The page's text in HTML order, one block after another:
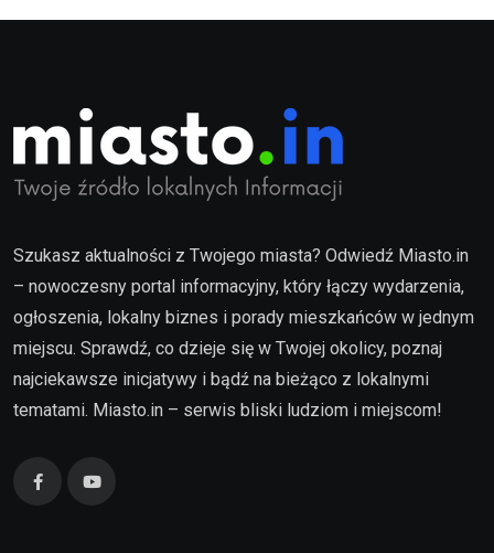
Szukasz aktualności z Twojego miasta? Odwiedź Miasto.in
– nowoczesny portal informacyjny, który łączy wydarzenia,
ogłoszenia, lokalny biznes i porady mieszkańców w jednym
miejscu. Sprawdź, co dzieje się w Twojej okolicy, poznaj
najciekawsze inicjatywy i bądź na bieżąco z lokalnymi
tematami. Miasto.in – serwis bliski ludziom i miejscom!